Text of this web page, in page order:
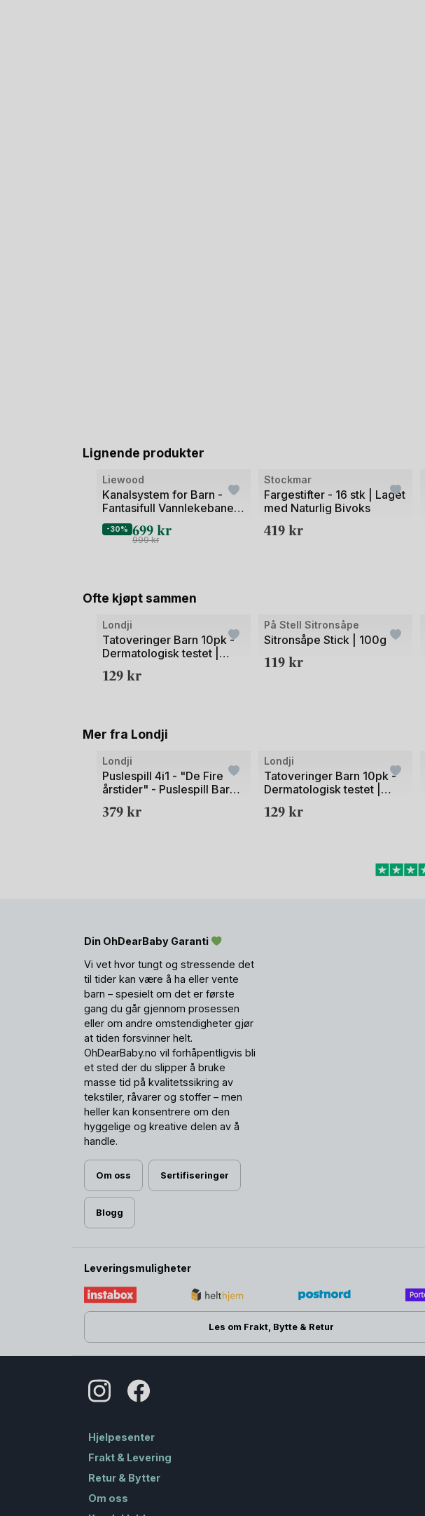
Lignende produkter
Liewood
Kanalsystem for Barn -
Fantasifull Vannlekebane |
Cassian Waterway
-30% 699kr
999kr
Stockmar
Fargestifter - 16 stk | Laget
med Naturlig Bivoks
419kr
Ofte kjøpt sammen
Londji
Tatoveringer Barn 10pk -
Dermatologisk testet |
129kr
På Stell Sitronsåpe
Sitronsåpe Stick | 100g
119kr
Mer fra Londji
Londji
Puslespill 4i1 - "De Fire
årstider" - Puslespill Barn
379kr
Londji
Tatoveringer Barn 10pk -
Dermatologisk testet |
129kr
Din OhDearBaby Garanti
Vi vet hvor tungt og stressende det
til tider kan være å ha eller vente
barn – spesielt om det er første
gang du går gjennom prosessen
eller om andre omstendigheter gjør
at tiden forsvinner helt.
OhDearBaby.no vil forhåpentligvis bli
et sted der du slipper å bruke
masse tid på kvalitetssikring av
tekstiler, råvarer og stoffer – men
heller kan konsentrere om den
hyggelige og kreative delen av å
handle.
Om oss Sertifiseringer
Blogg
Leveringsmuligheter
Les om Frakt, Bytte & Retur
Hjelpesenter
Frakt & Levering
Retur & Bytter
Om oss